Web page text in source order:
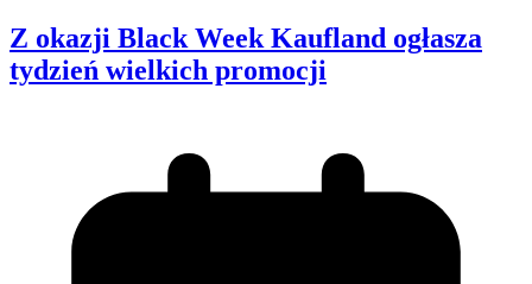
Z okazji Black Week Kaufland ogłasza
tydzień wielkich promocji